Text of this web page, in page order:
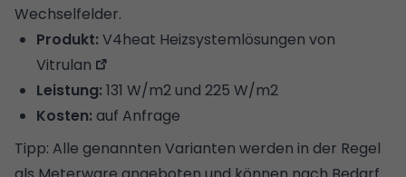
Wechselfelder.
Produkt: V4heat Heizsystemlösungen von
Vitrulan
Leistung: 131 W/m2 und 225 W/m2
Kosten: auf Anfrage
Tipp: Alle genannten Varianten werden in der Regel